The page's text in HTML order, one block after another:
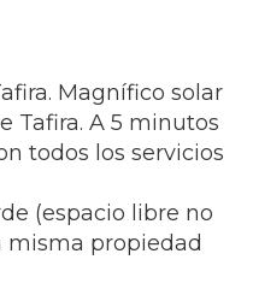
Magnífico solar
Tafira. A 5 minutos
todos los servicios
(espacio libre no
misma propiedad